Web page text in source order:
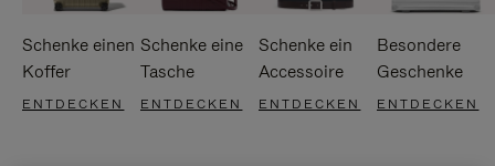
Schenke einen
Koffer
ENTDECKEN
Schenke eine
Tasche
ENTDECKEN
Schenke ein
Accessoire
ENTDECKEN
Besondere
Geschenke
ENTDECKEN